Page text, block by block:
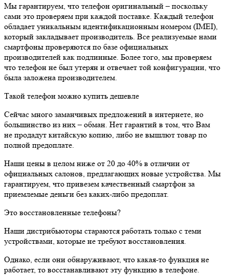
Мы гарантируем, что телефон оригинальный – поскольку
сами это проверяем при каждой поставке. Каждый телефон
обладает уникальным идентификационным номером (IMEI),
который закладывает производитель. Все реализуемые нами
смартфоны проверяются по базе официальных
производителей как подлинные. Более того, мы проверяем
что телефон не был утерян и отвечает той конфигурации, что
была заложена производителем.
Такой телефон можно купить дешевле
Сейчас много заманчивых предложений в интернете, но
большинство из них – обман. Нет гарантий в том, что Вам
не продадут китайскую копию, либо не вышлют товар по
полной предоплате.
Наши цены в целом ниже от 20 до 40% в отличии от
официальных салонов, предлагающих новые устройства. Мы
гарантируем, что привезем качественный смартфон за
приемлемые деньги без каких-либо предоплат.
Это восстановленные телефоны?
Наши дистрибьюторы стараются работать только с теми
устройствами, которые не требуют восстановления.
Однако, если они обнаруживают, что какая-то функция не
работает, то восстанавливают эту функцию в телефоне.